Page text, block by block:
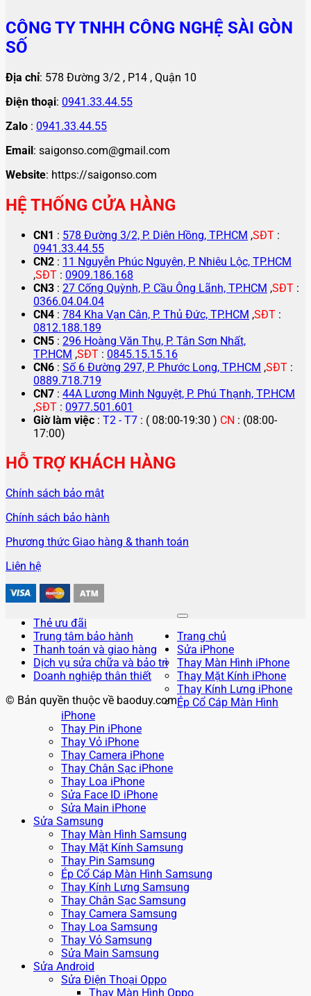
CÔNG TY TNHH CÔNG NGHỆ SÀI GÒN
SỐ
Địa chỉ: 578 Đường 3/2 , P14 , Quận 10
Điện thoại: 0941.33.44.55
Zalo : 0941.33.44.55
Email: saigonso.com@gmail.com
Website: https://saigonso.com
HỆ THỐNG CỬA HÀNG
CN1 : 578 Đường 3/2, P. Diên Hồng, TP.HCM ,SĐT :
0941.33.44.55
CN2 : 11 Nguyễn Phúc Nguyên, P. Nhiêu Lộc, TP.HCM
,SĐT : 0909.186.168
CN3 : 27 Cống Quỳnh, P. Cầu Ông Lãnh, TP.HCM ,SĐT :
0366.04.04.04
CN4 : 784 Kha Vạn Cân, P. Thủ Đức, TP.HCM ,SĐT :
0812.188.189
CN5 : 296 Hoàng Văn Thụ, P. Tân Sơn Nhất,
TP.HCM ,SĐT : 0845.15.15.16
CN6 : Số 6 Đường 297, P. Phước Long, TP.HCM ,SĐT :
0889.718.719
CN7 : 44A Lương Minh Nguyệt, P. Phú Thạnh, TP.HCM
,SĐT : 0977.501.601
Giờ làm việc : T2 - T7 : ( 08:00-19:30 ) CN : (08:00-
17:00)
HỖ TRỢ KHÁCH HÀNG
Chính sách bảo mật
Chính sách bảo hành
Phương thức Giao hàng & thanh toán
Liên hệ
Thẻ ưu đãi
Trung tâm bảo hành
Thanh toán và giao hàng
Dịch vụ sửa chữa và bảo trì
Doanh nghiệp thân thiết
© Bản quyền thuộc về baoduy.com
Trang chủ
Sửa iPhone
Thay Màn Hình iPhone
Thay Mặt Kính iPhone
Thay Kính Lưng iPhone
Ép Cổ Cáp Màn Hình
iPhone
Thay Pin iPhone
Thay Vỏ iPhone
Thay Camera iPhone
Thay Chân Sạc iPhone
Thay Loa iPhone
Sửa Face ID iPhone
Sửa Main iPhone
Sửa Samsung
Thay Màn Hình Samsung
Thay Mặt Kính Samsung
Thay Pin Samsung
Ép Cổ Cáp Màn Hình Samsung
Thay Kính Lưng Samsung
Thay Chân Sạc Samsung
Thay Camera Samsung
Thay Loa Samsung
Thay Vỏ Samsung
Sửa Main Samsung
Sửa Android
Sửa Điện Thoại Oppo
Thay Màn Hình Oppo